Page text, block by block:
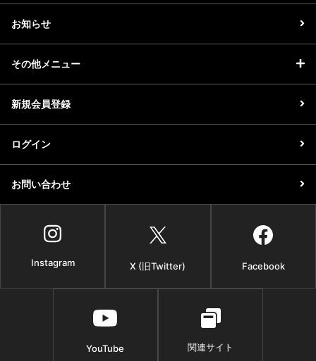
お知らせ
その他メニュー
新規会員登録
ログイン
お問い合わせ
Instagram X (旧Twitter) Facebook
YouTube 関連サイト